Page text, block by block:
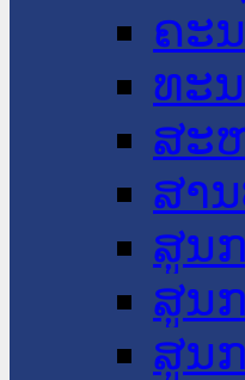
ຄະ
ທະ
ສະ
ສາ
ສູນ
ສູນ
ສູນ